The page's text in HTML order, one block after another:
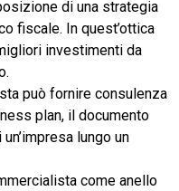
di una strategia
fiscale. In quest’ottica
investimenti da
può fornire consulenza
plan, il documento
lungo un
come anello